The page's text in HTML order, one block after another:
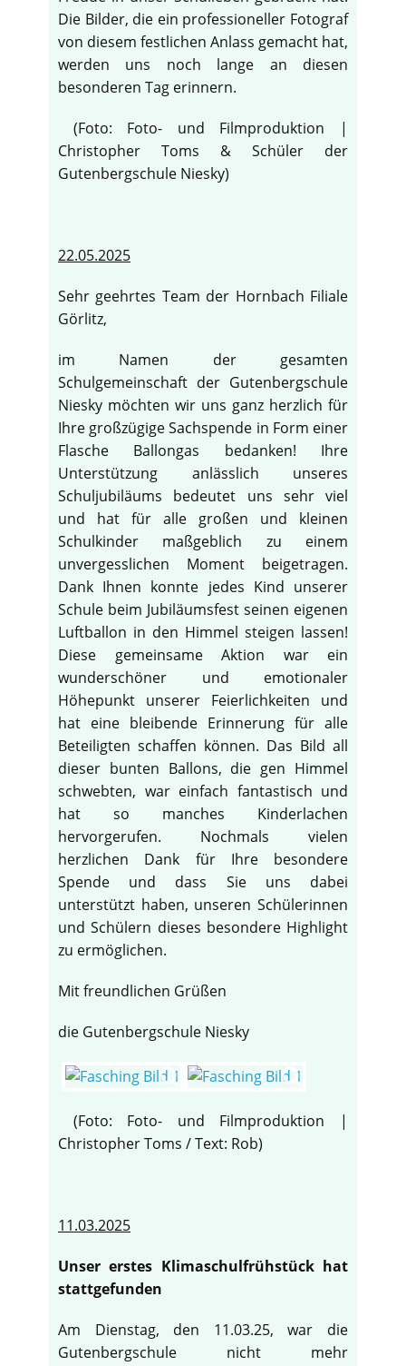
Die Bilder, die ein professioneller Fotograf
von diesem festlichen Anlass gemacht hat,
werden uns noch lange an diesen
besonderen Tag erinnern.
(Foto: Foto- und Filmproduktion |
Christopher Toms & Schüler der
Gutenbergschule Niesky)
22.05.2025
Sehr geehrtes Team der Hornbach Filiale
Görlitz,
im Namen der gesamten
Schulgemeinschaft der Gutenbergschule
Niesky möchten wir uns ganz herzlich für
Ihre großzügige Sachspende in Form einer
Flasche Ballongas bedanken! Ihre
Unterstützung anlässlich unseres
Schuljubiläums bedeutet uns sehr viel
und hat für alle großen und kleinen
Schulkinder maßgeblich zu einem
unvergesslichen Moment beigetragen.
Dank Ihnen konnte jedes Kind unserer
Schule beim Jubiläumsfest seinen eigenen
Luftballon in den Himmel steigen lassen!
Diese gemeinsame Aktion war ein
wunderschöner und emotionaler
Höhepunkt unserer Feierlichkeiten und
hat eine bleibende Erinnerung für alle
Beteiligten schaffen können. Das Bild all
dieser bunten Ballons, die gen Himmel
schwebten, war einfach fantastisch und
hat so manches Kinderlachen
hervorgerufen. Nochmals vielen
herzlichen Dank für Ihre besondere
Spende und dass Sie uns dabei
unterstützt haben, unseren Schülerinnen
und Schülern dieses besondere Highlight
zu ermöglichen.
Mit freundlichen Grüßen
die Gutenbergschule Niesky
(Foto: Foto- und Filmproduktion |
Christopher Toms / Text: Rob)
11.03.2025
Unser erstes Klimaschulfrühstück hat
stattgefunden
Am Dienstag, den 11.03.25, war die
Gutenbergschule nicht mehr